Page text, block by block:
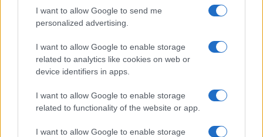
I want to allow Google to send me
personalized advertising.
I want to allow Google to enable storage
related to analytics like cookies on web or
device identifiers in apps.
I want to allow Google to enable storage
related to functionality of the website or app.
I want to allow Google to enable storage
Sigue leyendo